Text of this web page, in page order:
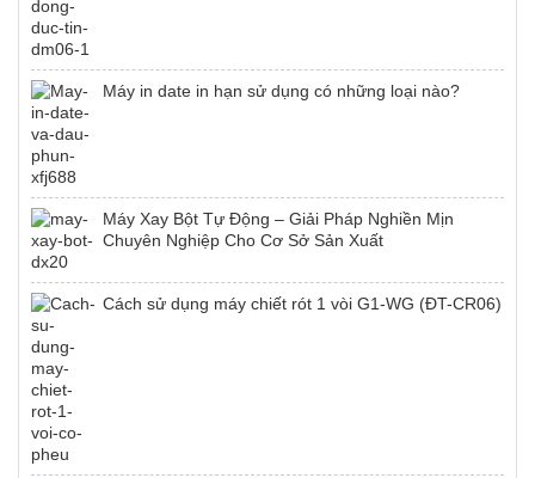
Máy in date in hạn sử dụng có những loại nào?
Máy Xay Bột Tự Động – Giải Pháp Nghiền Mịn
Chuyên Nghiệp Cho Cơ Sở Sản Xuất
Cách sử dụng máy chiết rót 1 vòi G1-WG (ĐT-CR06)